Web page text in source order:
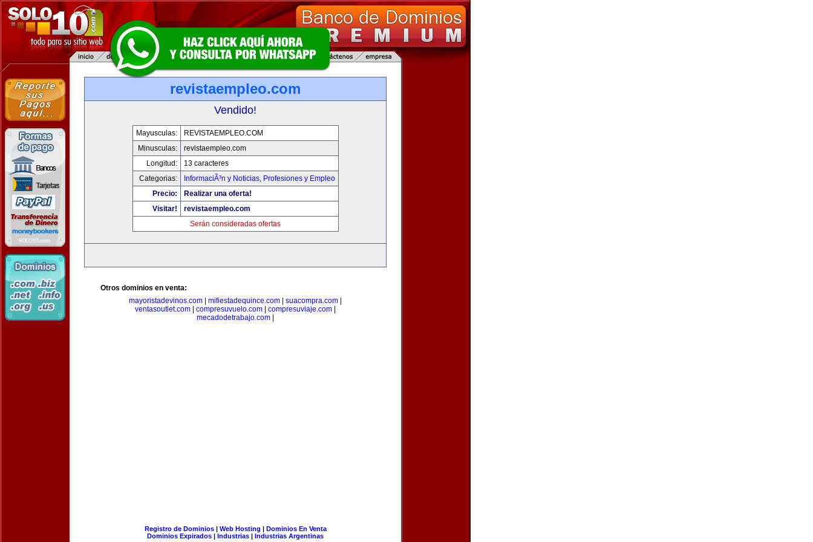
revistaempleo.com
Vendido!
Mayusculas:
REVISTAEMPLEO.COM
Minusculas:
revistaempleo.com
Longitud:
13 caracteres
Categorias:
InformaciÃ³n y Noticias, Profesiones y Empleo
Precio:
Realizar una oferta!
Visitar!
revistaempleo.com
Serán consideradas ofertas
Otros dominios en venta:
mayoristadevinos.com
mifiestadequince.com suacompra.com
ventasoutlet.com
compresuvuelo.com compresuviaje.com
mecadodetrabajo.com
Registro de Dominios| Web Hosting | Dominios En Venta
Dominios Expirados | Industrias | Industrias Argentinas